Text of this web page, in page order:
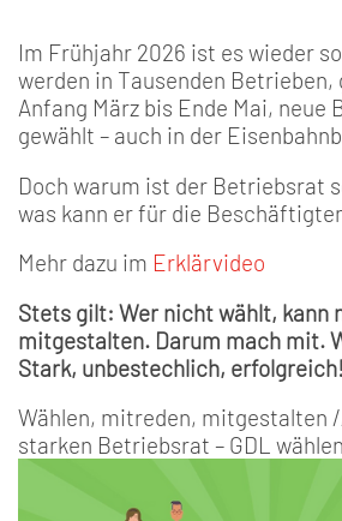
Im Frühjahr 2026 ist es wieder
werden in Tausenden Betrieben,
Anfang März bis Ende Mai, neue
gewählt – auch in der
Doch warum ist der Betriebsrat
was kann er für die
Mehr dazu im Erklärvideo
Stets gilt: Wer nicht wählt, kann
mitgestalten. Darum mach mit.
Stark, unbestechlich, erfolgreich!
Wählen, mitreden, mitgestalten
starken Betriebsrat – GDL